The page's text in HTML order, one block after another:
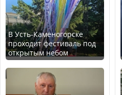
Будут ли представлены
интересы регионов в
Курултае?
В Усть-Каменогорске
проходит фестиваль под
открытым небом